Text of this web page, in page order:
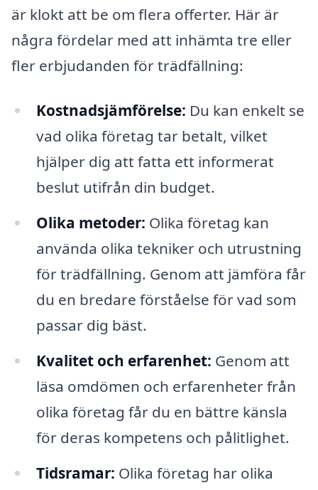
är klokt att be om flera offerter. Här är
några fördelar med att inhämta tre eller
fler erbjudanden för trädfällning:
Kostnadsjämförelse: Du kan enkelt se
vad olika företag tar betalt, vilket
hjälper dig att fatta ett informerat
beslut utifrån din budget.
Olika metoder: Olika företag kan
använda olika tekniker och utrustning
för trädfällning. Genom att jämföra får
du en bredare förståelse för vad som
passar dig bäst.
Kvalitet och erfarenhet: Genom att
läsa omdömen och erfarenheter från
olika företag får du en bättre känsla
för deras kompetens och pålitlighet.
Tidsramar: Olika företag har olika